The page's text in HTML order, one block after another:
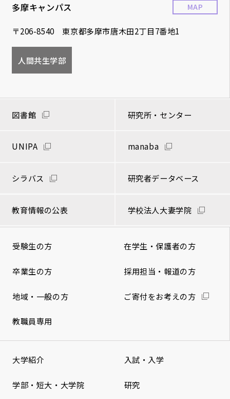
多摩キャンパス
〒206-8540 東京都多摩市唐木田2丁目7番地1
MAP
人間共生学部
図書館 研究所・センター
UNIPA manaba
シラバス 研究者データベース
教育情報の公表 学校法人大妻学院
受験生の方 在学生・保護者の方
卒業生の方 採用担当・報道の方
地域・一般の方 ご寄付をお考えの方
教職員専用
大学紹介 入試・入学
学部・短大・大学院 研究